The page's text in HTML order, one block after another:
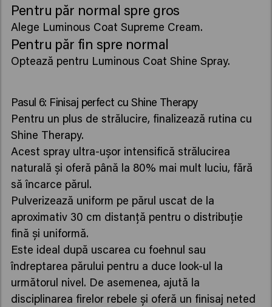
Pentru păr normal spre gros
Alege Luminous Coat Supreme Cream.
Pentru păr fin spre normal
Optează pentru Luminous Coat Shine Spray.
Pasul 6: Finisaj perfect cu Shine Therapy
Pentru un plus de strălucire, finalizează rutina cu
Shine Therapy.
Acest spray ultra-ușor intensifică strălucirea
naturală și oferă până la 80% mai mult luciu, fără
să încarce părul.
Pulverizează uniform pe părul uscat de la
aproximativ 30 cm distanță pentru o distribuție
fină și uniformă.
Este ideal după uscarea cu foehnul sau
îndreptarea părului pentru a duce look-ul la
următorul nivel. De asemenea, ajută la
disciplinarea firelor rebele și oferă un finisaj neted